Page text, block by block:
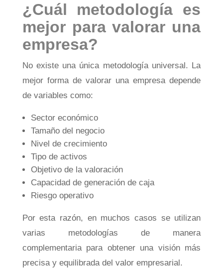
¿Cuál metodología es
mejor para valorar una
empresa?
No existe una única metodología universal. La
mejor forma de valorar una empresa depende
de variables como:
Sector económico
Tamaño del negocio
Nivel de crecimiento
Tipo de activos
Objetivo de la valoración
Capacidad de generación de caja
Riesgo operativo
Por esta razón, en muchos casos se utilizan
varias metodologías de manera
complementaria para obtener una visión más
precisa y equilibrada del valor empresarial.